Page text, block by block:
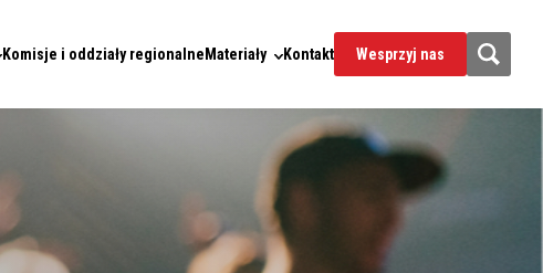
Komisje i oddziały regionalneMateriały Kontakt Wesprzyj nas